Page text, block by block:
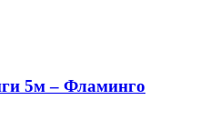
5м – Фламинго